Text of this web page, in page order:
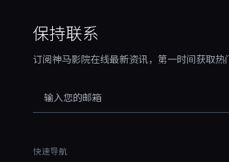
保持联系
订阅神马影院在线最新资讯，第一时间获取热
快速导航